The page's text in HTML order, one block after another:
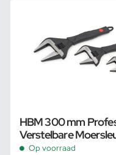
HBM 300 mm
Verstelbare
Groot Bereik en
Op voorraad